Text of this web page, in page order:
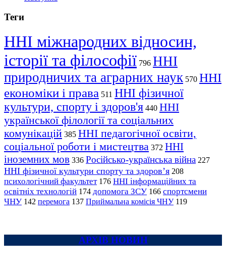
Теги
ННІ міжнародних відносин,
історії та філософії 796 ННІ
природничих та аграрних наук 570 ННІ
економіки і права 511 ННІ фізичної
культури, спорту і здоров'я 440 ННІ
української філології та соціальних
комунікацій 385 ННІ педагогічної освіти,
соціальної роботи і мистецтва 372 ННІ
іноземних мов 336 Російсько-українська війна 227
ННІ фізичної культури спорту та здоров’я 208
психологічний факультет 176 ННІ інформаційних та
освітніх технологій 174 допомога ЗСУ 166 спортсмени
ЧНУ 142 перемога 137 Приймальна комісія ЧНУ 119
АРХІВ НОВИН